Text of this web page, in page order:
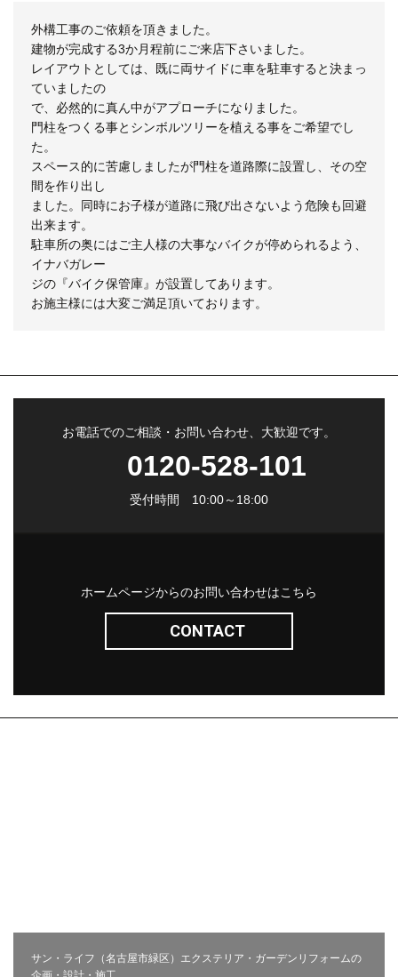
外構工事のご依頼を頂きました。
建物が完成する3か月程前にご来店下さいました。
レイアウトとしては、既に両サイドに車を駐車すると決まっ
ていましたの
で、必然的に真ん中がアプローチになりました。
門柱をつくる事とシンボルツリーを植える事をご希望でし
た。
スペース的に苦慮しましたが門柱を道路際に設置し、その空
間を作り出し
ました。同時にお子様が道路に飛び出さないよう危険も回避
出来ます。
駐車所の奥にはご主人様の大事なバイクが停められるよう、
イナバガレー
ジの『バイク保管庫』が設置してあります。
お施主様には大変ご満足頂いております。
お電話でのご相談・お問い合わせ、大歓迎です。
0120-528-101
受付時間 10:00～18:00
ホームページからのお問い合わせはこちら
CONTACT
サン・ライフ（名古屋市緑区）エクステリア・ガーデンリフォームの